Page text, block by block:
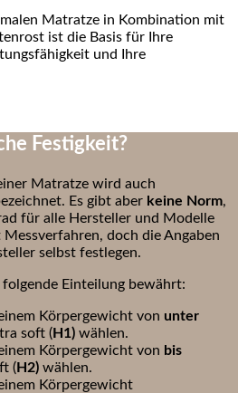
Matratze in Kombination mit
ist die Basis für Ihre
und Ihre
Festigkeit?
Matratze wird auch
Es gibt aber keine Norm,
für alle Hersteller und Modelle
doch die Angaben
selbst festlegen.
folgende Einteilung bewährt:
Körpergewicht von unter
soft (H1) wählen.
Körpergewicht von bis
(H2) wählen.
Körpergewicht